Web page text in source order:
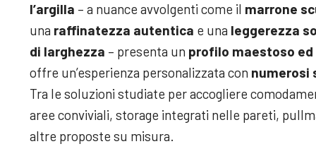
l’argilla – a nuance avvolgenti come il marrone
una raffinatezza autentica e una leggerezza
di larghezza – presenta un profilo maestoso
offre un’esperienza personalizzata con numerosi
Tra le soluzioni studiate per accogliere
aree conviviali, storage integrati nelle pareti,
altre proposte su misura.